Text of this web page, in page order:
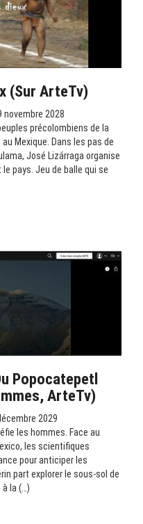
(sur ArteTv)
novembre 2028
précolombiens de la
Mexique. Dans les pas de
José Lizárraga organise
pays. Jeu de balle qui se
Popocatepetl
ArteTv)
2029
les hommes. Face au
les scientifiques
pour anticiper les
part explorer le sous-sol de
à la (…)